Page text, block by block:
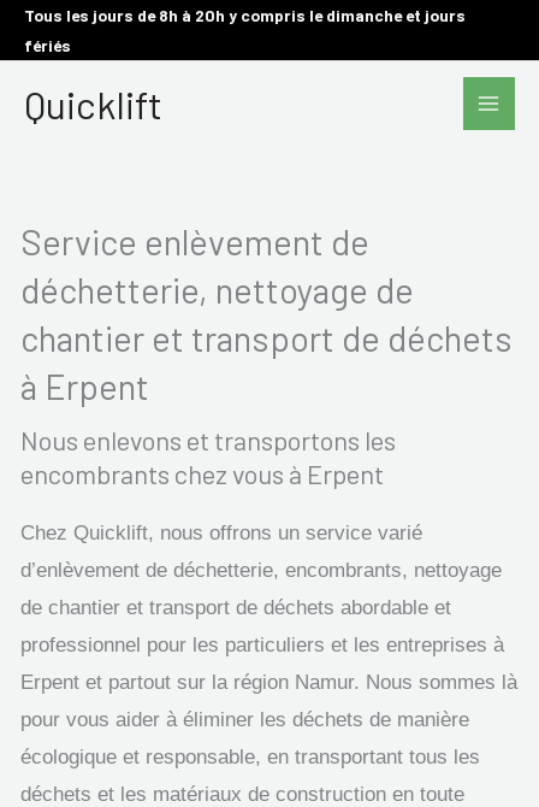
AllerTous les jours de 8h à 20h y compris le dimanche et jours
fériés
Quicklift
Main
Service enlèvement de
déchetterie, nettoyage de
chantier et transport de déchets
à Erpent
Nous enlevons et transportons les
encombrants chez vous à Erpent
Chez Quicklift, nous offrons un service varié
d’enlèvement de déchetterie, encombrants, nettoyage
de chantier et transport de déchets abordable et
professionnel pour les particuliers et les entreprises à
Erpent et partout sur la région Namur. Nous sommes là
pour vous aider à éliminer les déchets de manière
écologique et responsable, en transportant tous les
déchets et les matériaux de construction en toute